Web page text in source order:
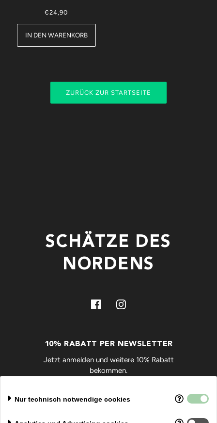
€24,90
IN DEN WARENKORB
ZURÜCK ZUR STARTSEITE
SCHÄTZE DES
NORDENS
10% RABATT PER NEWSLETTER
Jetzt anmelden und weitere 10% Rabatt
bekommen.
Nur technisch notwendige cookies